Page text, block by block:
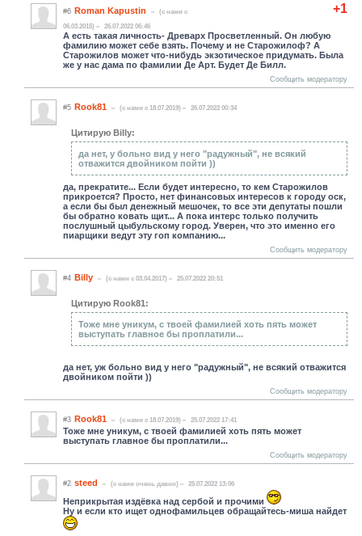
+1
#6 Roman Kapustin
(c нами с
06.03.2015)
26.07.2022 06:46
А есть такая личность- Древарх Просветленный. Он любую
фамилию может себе взять. Почему и не Старожилоф? А
Старожилов может что-нибудь экзотическое придумать. Была
же у нас дама по фамилии Де Арт. Будет Де Билл.
Сообщить модератору
#5 Rook81 (c нами с 18.07.2019) 26.07.2022 00:34
Цитирую Billy:
да нет, у больно вид у него "радужный", не всякий
отважится двойником пойти ))
да, прекратите... Если будет интересно, то кем Старожилов
прикроется? Просто, нет финансовых интересов к городу оск,
а если бы был денежный мешочек, то все эти депутаты пошли
бы обратно ковать щит... А пока интерс только получить
послушный цыбульскому город. Уверен, что это именно его
пиарщики ведут эту гоп компанию...
Сообщить модератору
#4 Billy (c нами с 03.04.2017) 25.07.2022 20:51
Цитирую Rook81:
Тоже мне уникум, с твоей фамилией хоть пять может
выступать главное бы проплатили...
да нет, уж больно вид у него "радужный", не всякий отважится
двойником пойти ))
Сообщить модератору
#3 Rook81 (c нами с 18.07.2019) 25.07.2022 17:41
Тоже мне уникум, с твоей фамилией хоть пять может
выступать главное бы проплатили...
Сообщить модератору
#2 steed (c нами очень давно) 25.07.2022 13:06
Неприкрытая издёвка над сербой и прочими
Ну и если кто ищет однофамильцев обращайтесь-миша найдет